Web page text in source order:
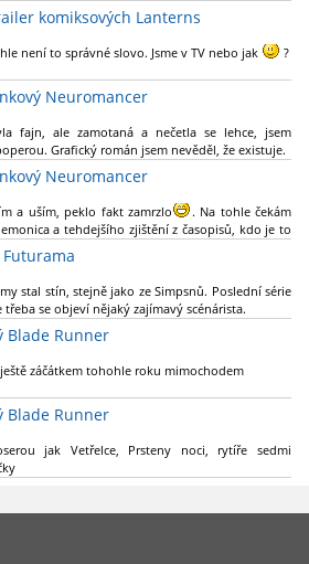
nová adaptace odprostit třeba od filmového
Ryanem Reynoldsem.´´ Co je na tom
komiksových Lanterns
není to správné slovo. Jsme v TV nebo jak
?
vypadá skvěle jak po stránce kvantity materiálu,
pro mě velké překvapení a velmi zajímavá volba
s každou novou scénou.
paradoxně tomu škodí to všechno kolem
, ale nezasloužilo by si to zářez jen kvůli tomu.
Neuromancer
fajn, ale zamotaná a nečetla se lehce, jsem
Grafický román jsem nevěděl, že existuje.
Neuromancer
a uším, peklo fakt zamrzlo
. Na tohle čekám
a tehdejšího zjištění z časopisů, kdo je to
kniha zač), přičemž 25 let (od Matrixu,
dostal do povědomí i obyčejného diváka a
marně doufám, že si po řadě "duchovních
poté (Ghost In The Shell, Alita: Battle Angel,
Runner 2049, Cyberpunk 2077, atd.), někdo
bibli cyberpunku, se kterou to všechno začalo.
než se tiše modlit a doufat, že to bude stát za
sázku na seriál a nikoliv film, snad tvůrci tu
stal stín, stejně jako ze Simpsnů. Poslední série
třeba se objeví nějaký zajímavý scénárista.
nová řada Ricka a Mortyho a já z úžasem zjistil,
Blade Runner
záčátkem tohohle roku mimochodem
Blade Runner
jak Vetřelce, Prsteny noci, rytíře sedmi